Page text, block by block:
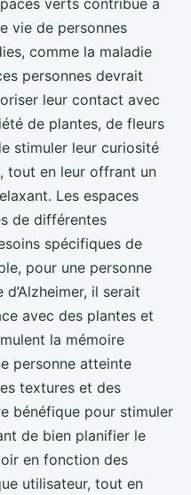
vie de personnes
comme la maladie
personnes devrait
leur contact avec
de plantes, de fleurs
stimuler leur curiosité
tout en leur offrant un
Les espaces
de différentes
spécifiques de
pour une personne
il serait
avec des plantes et
la mémoire
personne atteinte
textures et des
bénéfique pour stimuler
de bien planifier le
en fonction des
utilisateur, tout en